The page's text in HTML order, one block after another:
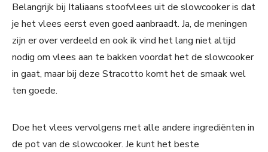
Belangrijk bij Italiaans stoofvlees uit de slowcooker is dat
je het vlees eerst even goed aanbraadt. Ja, de meningen
zijn er over verdeeld en ook ik vind het lang niet altijd
nodig om vlees aan te bakken voordat het de slowcooker
in gaat, maar bij deze Stracotto komt het de smaak wel
ten goede.
Doe het vlees vervolgens met alle andere ingrediënten in
de pot van de slowcooker. Je kunt het beste